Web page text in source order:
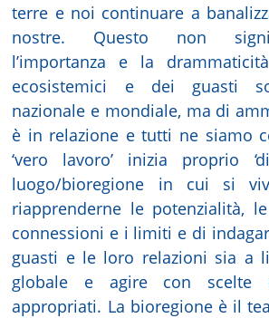
terre e noi continuare a
nostre. Questo non
l’importanza e la
ecosistemici e dei guasti
nazionale e mondiale, ma di
è in relazione e tutti ne siamo
‘vero lavoro’ inizia proprio
luogo/bioregione in cui si
riapprenderne le potenzialità,
connessioni e i limiti e di
guasti e le loro relazioni sia a
globale e agire con
appropriati. La bioregione è il